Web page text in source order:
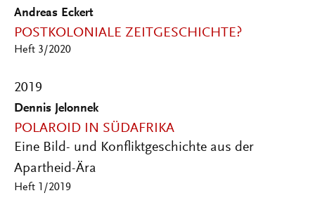
Andreas Eckert
POSTKOLONIALE ZEITGESCHICHTE?
Heft 3/2020
2019
Dennis Jelonnek
POLAROID IN SÜDAFRIKA
Eine Bild- und Konfliktgeschichte aus der
Apartheid-Ära
Heft 1/2019